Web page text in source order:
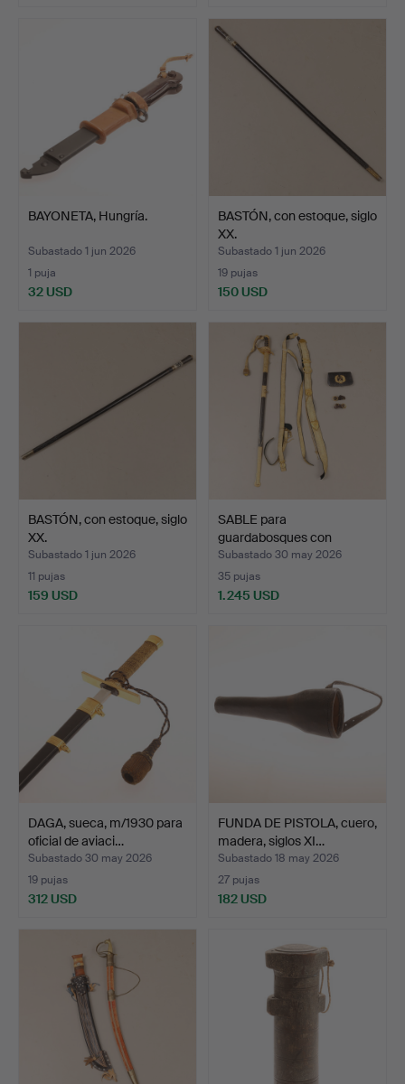
BAYONETA, Hungría.
Subastado 1 jun 2026
1 puja
32 USD
BASTÓN, con estoque, siglo
XX.
Subastado 1 jun 2026
19 pujas
150 USD
BASTÓN, con estoque, siglo
XX.
Subastado 1 jun 2026
11 pujas
159 USD
SABLE para
guardabosques con
cartuchera y …
Subastado 30 may 2026
35 pujas
1.245 USD
DAGA, sueca, m/1930 para
oficial de aviaci…
Subastado 30 may 2026
19 pujas
312 USD
FUNDA DE PISTOLA, cuero,
madera, siglos XI…
Subastado 18 may 2026
27 pujas
182 USD